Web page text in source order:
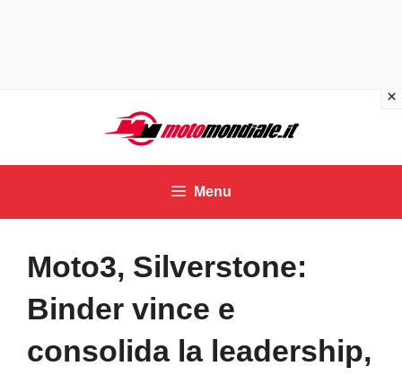
contenuto
Menu
Moto3, Silverstone:
Binder vince e
consolida la leadership,